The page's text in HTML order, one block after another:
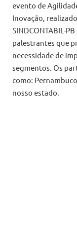
evento de
Inovação,
SINDCONTABIL-
palestrantes que
necessidade de
segmentos. Os
como:
nosso estado.